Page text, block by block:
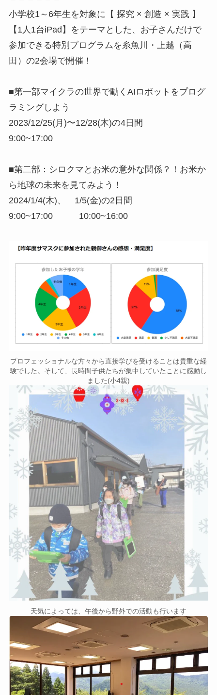
小学校1～6年生を対象に【 探究 × 創造 × 実践 】
【1人1台iPad】をテーマとした、お子さんだけで
参加できる特別プログラムを糸魚川・上越（高
田）の2会場で開催！
■第一部マイクラの世界で動くAIロボットをプログ
ラミングしよう
2023/12/25(月)〜12/28(木)の4日間
9:00~17:00
■第二部：シロクマとお米の意外な関係？！お米か
ら地球の未来を見てみよう！
2024/1/4(木)、 1/5(金)の2日間
9:00~17:00 10:00~16:00
プロフェッショナルな方々から直接学びを受けることは貴重な経
験でした。そして、長時間子供たちが集中していたことに感動し
ました(小4親)
天気によっては、午後から野外での活動も行います